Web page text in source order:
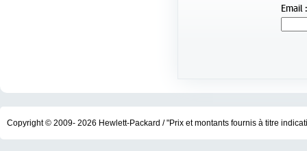
Email :
Copyright © 2009- 2026 Hewlett-Packard / "Prix et montants fournis à titre